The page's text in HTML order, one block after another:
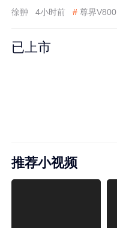
徐翀 4小时前 # 尊界V800
已上市
推荐小视频